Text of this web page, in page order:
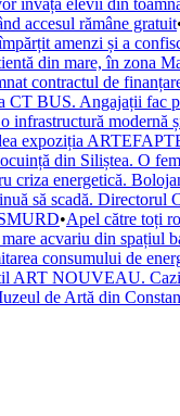
învăța elevii din
accesul rămâne gratuit
amenzi și a
din mare, în zona
contractul de
CT BUS. Angajații fac
infrastructură modernă
expoziția
din Siliștea. O
criza energetică.
să scadă. Directorul
•Apel către toți
acvariu din spațiul
consumului de
ART NOUVEAU.
de Artă din